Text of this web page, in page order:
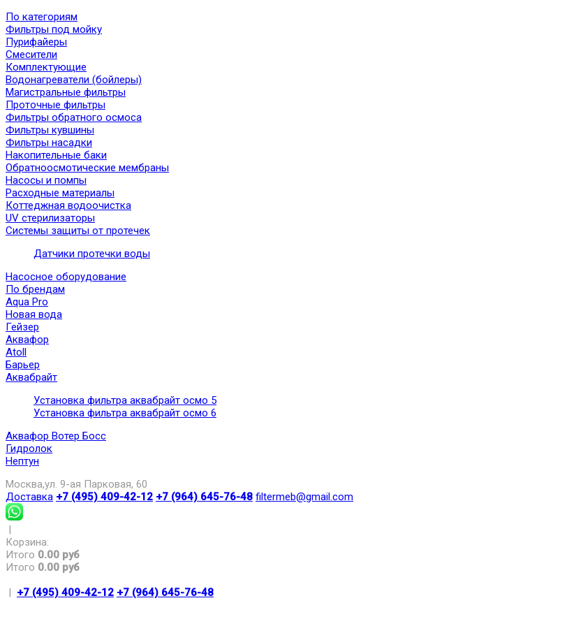
По категориям
Фильтры под мойку
Пурифайеры
Смесители
Комплектующие
Водонагреватели (бойлеры)
Магистральные фильтры
Проточные фильтры
Фильтры обратного осмоса
Фильтры кувшины
Фильтры насадки
Накопительные баки
Обратноосмотические мембраны
Насосы и помпы
Расходные материалы
Коттеджная водоочистка
UV стерилизаторы
Системы защиты от протечек
Датчики протечки воды
Насосное оборудование
По брендам
Aqua Pro
Новая вода
Гейзер
Аквафор
Atoll
Барьер
Аквабрайт
Установка фильтра аквабрайт осмо 5
Установка фильтра аквабрайт осмо 6
Аквафор Вотер Босс
Гидролок
Нептун
Москва,ул. 9-ая Парковая, 60
Доставка +7 (495) 409-42-12 +7 (964) 645-76-48 filtermeb@gmail.com
|
Корзина:
Итого 0.00 руб
Итого 0.00 руб
| +7 (495) 409-42-12 +7 (964) 645-76-48